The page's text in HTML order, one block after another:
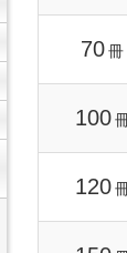
70冊
100
120